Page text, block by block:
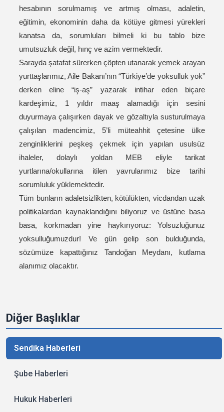
Diğer Başlıklar
Sendika Haberleri
Şube Haberleri
Hukuk Haberleri
hesabının sorulmamış ve artmış olması, adaletin,
eğitimin, ekonominin daha da kötüye gitmesi yürekleri
kanatsa da, sorumluları bilmeli ki bu tablo bize
umutsuzluk değil, hınç ve azim vermektedir.
Sarayda şatafat sürerken çöpten utanarak yemek arayan
yurttaşlarımız, Aile Bakanı’nın “Türkiye’de yoksulluk yok”
derken eline “iş-aş” yazarak intihar eden biçare
kardeşimiz, 1 yıldır maaş alamadığı için sesini
duyurmaya çalışırken dayak ve gözaltıyla susturulmaya
çalışılan madencimiz, 5’li müteahhit çetesine ülke
zenginliklerini peşkeş çekmek için yapılan usulsüz
ihaleler, dolaylı yoldan MEB eliyle tarikat
yurtlarına/okullarına itilen yavrularımız bize tarihi
sorumluluk yüklemektedir.
Tüm bunların adaletsizlikten, kötülükten, vicdandan uzak
politikalardan kaynaklandığını biliyoruz ve üstüne basa
basa, korkmadan yine haykırıyoruz: Yolsuzluğunuz
yoksulluğumuzdur! Ve gün gelip son bulduğunda,
sözümüze kapattığınız Tandoğan Meydanı, kutlama
alanımız olacaktır.